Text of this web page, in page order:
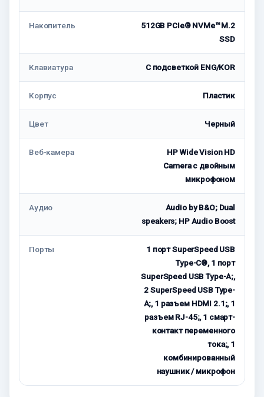
Накопитель
512GB PCIe® NVMe™ M.2
SSD
Клавиатура С подсветкой ENG/KOR
Корпус Пластик
Цвет Черный
Веб-камера
HP Wide Vision HD
Camera с двойным
микрофоном
Аудио
Audio by B&O; Dual
speakers; HP Audio Boost
Порты
1 порт SuperSpeed USB
Type-C®, 1 порт
SuperSpeed USB Type-A;,
2 SuperSpeed USB Type-
A;, 1 разъем HDMI 2.1;, 1
разъем RJ-45;, 1 смарт-
контакт переменного
тока;, 1
комбинированный
наушник / микрофон